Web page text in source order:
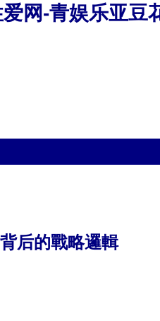
网-青娱乐亚豆
后的戰略邏輯